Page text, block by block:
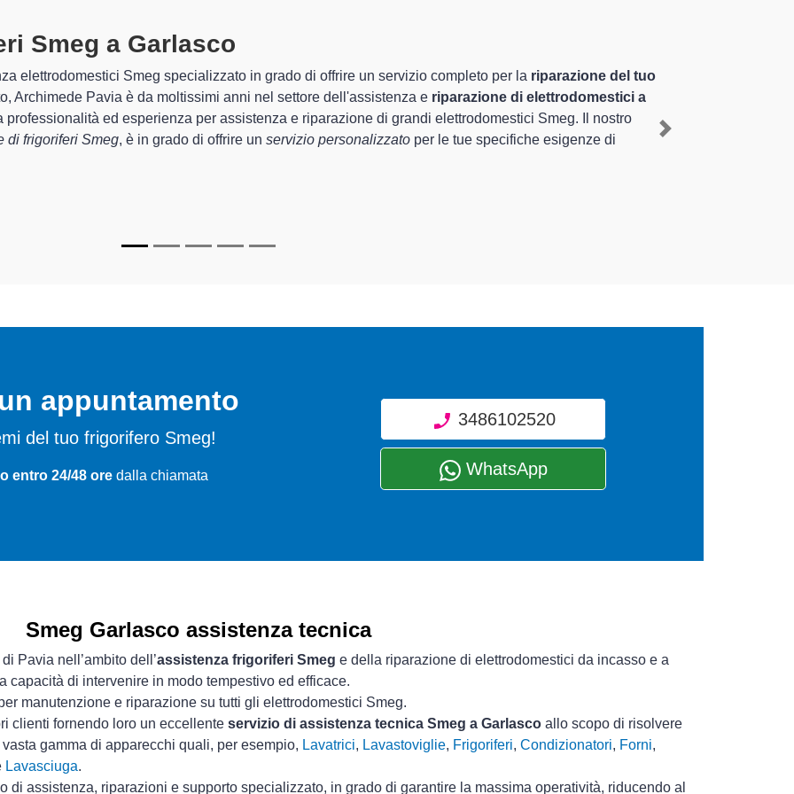
A Garlascospecializzati altamente preparati
sono in grado di garantire al cliente esperienza pluriennale nel territorio di Garlasco e provincia per
e lariparazione del tuo frigorifero Smeg a Garlasco , mediante il ripristino rapido del corretto
di Archimede Pavia sono in grado di fornire interventi di diverse tipologie sugli elettrodomestici da riparare
e durare a lungo nel tempo.
Next
appuntamento
del tuo frigorifero Smeg!
entro 24/48 ore dalla chiamata
3486102520
WhatsApp
Smeg Garlasco assistenza tecnica
Pavia nell’ambito dell’assistenza frigoriferi Smeg e della riparazione di elettrodomestici da incasso e a
capacità di intervenire in modo tempestivo ed efficace.
manutenzione e riparazione su tutti gli elettrodomestici Smeg.
clienti fornendo loro un eccellente servizio di assistenza tecnica Smeg a Garlasco allo scopo di risolvere
gamma di apparecchi quali, per esempio, Lavatrici, Lavastoviglie, Frigoriferi, Condizionatori, Forni,
Lavasciuga.
di assistenza, riparazioni e supporto specializzato, in grado di garantire la massima operatività, riducendo al